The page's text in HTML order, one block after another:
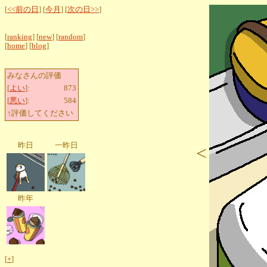
[<<前の日 ] [今月 ] [次の日>>]
[ranking] [new] [random]
[home] [blog]
みなさんの評価
[よい]:
873
[悪い]:
584
↑評価してください
昨日 一昨日
昨年
[+]
<